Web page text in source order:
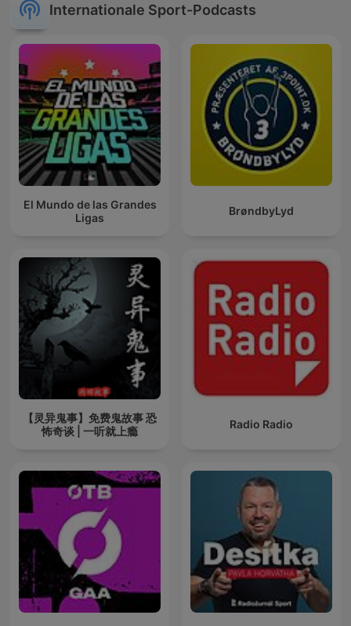
Internationale Sport-Podcasts
El Mundo de las Grandes
Ligas
BrøndbyLyd
【灵异鬼事】免费鬼故事 恐
怖奇谈 | 一听就上瘾
Radio Radio